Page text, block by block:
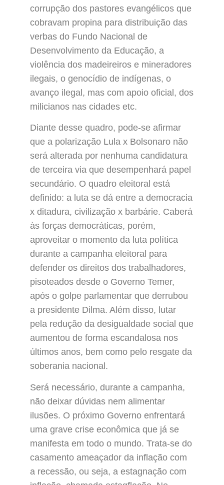
corrupção dos pastores evangélicos que
cobravam propina para distribuição das
verbas do Fundo Nacional de
Desenvolvimento da Educação, a
violência dos madeireiros e mineradores
ilegais, o genocídio de indígenas, o
avanço ilegal, mas com apoio oficial, dos
milicianos nas cidades etc.
Diante desse quadro, pode-se afirmar
que a polarização Lula x Bolsonaro não
será alterada por nenhuma candidatura
de terceira via que desempenhará papel
secundário. O quadro eleitoral está
definido: a luta se dá entre a democracia
x ditadura, civilização x barbárie. Caberá
às forças democráticas, porém,
aproveitar o momento da luta política
durante a campanha eleitoral para
defender os direitos dos trabalhadores,
pisoteados desde o Governo Temer,
após o golpe parlamentar que derrubou
a presidente Dilma. Além disso, lutar
pela redução da desigualdade social que
aumentou de forma escandalosa nos
últimos anos, bem como pelo resgate da
soberania nacional.
Será necessário, durante a campanha,
não deixar dúvidas nem alimentar
ilusões. O próximo Governo enfrentará
uma grave crise econômica que já se
manifesta em todo o mundo. Trata-se do
casamento ameaçador da inflação com
a recessão, ou seja, a estagnação com